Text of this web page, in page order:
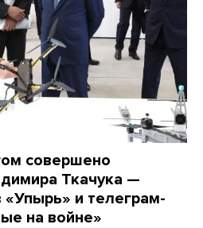
совершено
Ткачука —
«Упырь» и телеграм-
на войне»